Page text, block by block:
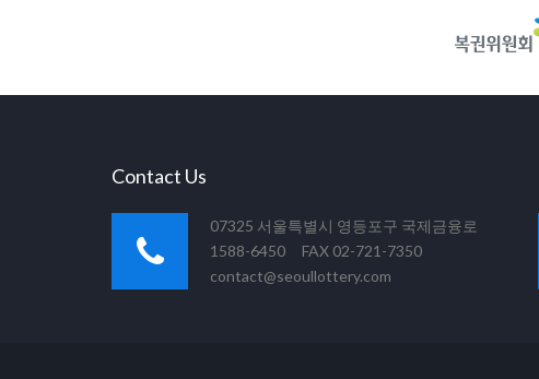
Contact Us
07325 서울특별시 영등포구 국제금융로
1588-6450 FAX 02-721-7350
contact@seoullottery.com